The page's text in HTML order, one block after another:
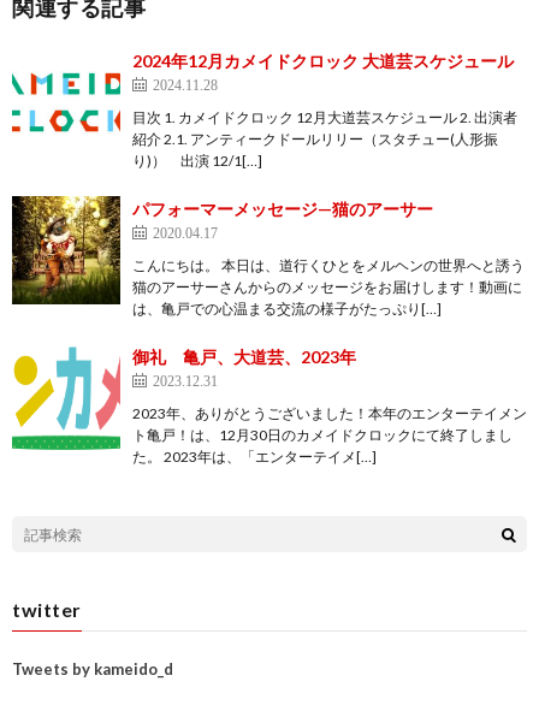
関連する記事
2024年12月カメイドクロック 大道芸スケジュール
2024.11.28
目次 1. カメイドクロック 12月大道芸スケジュール 2. 出演者
紹介 2.1. アンティークドールリリー（スタチュー(人形振
り)） 出演 12/1[…]
パフォーマーメッセージ—猫のアーサー
2020.04.17
こんにちは。 本日は、道行くひとをメルヘンの世界へと誘う
猫のアーサーさんからのメッセージをお届けします！動画に
は、亀戸での心温まる交流の様子がたっぷり[…]
御礼 亀戸、大道芸、2023年
2023.12.31
2023年、ありがとうございました！本年のエンターテイメン
ト亀戸！は、12月30日のカメイドクロックにて終了しまし
た。 2023年は、「エンターテイメ[…]
twitter
Tweets by kameido_d